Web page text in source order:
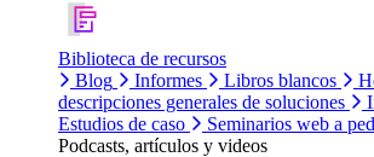
Biblioteca de recursos
Blog
Informes Libros blancos
descripciones generales de soluciones
Estudios de caso
Seminarios web a
Podcasts, artículos y videos